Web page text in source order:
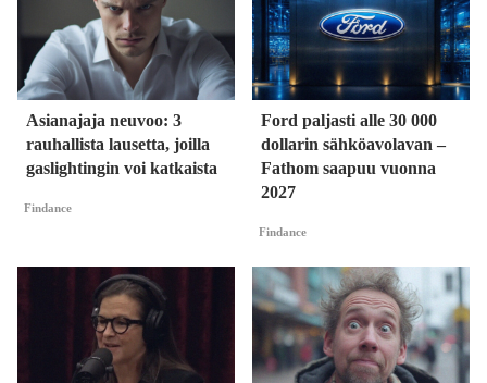
Asianajaja neuvoo: 3
rauhallista lausetta, joilla
gaslightingin voi katkaista
Findance
Ford paljasti alle 30 000
dollarin sähköavolavan –
Fathom saapuu vuonna
2027
Findance